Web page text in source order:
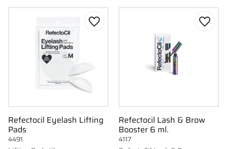
Refectocil Eyelash Lifting
Pads
4491
Gem som favorit
Refectocil Lash & Brow
Booster 6 ml.
4117
Gem